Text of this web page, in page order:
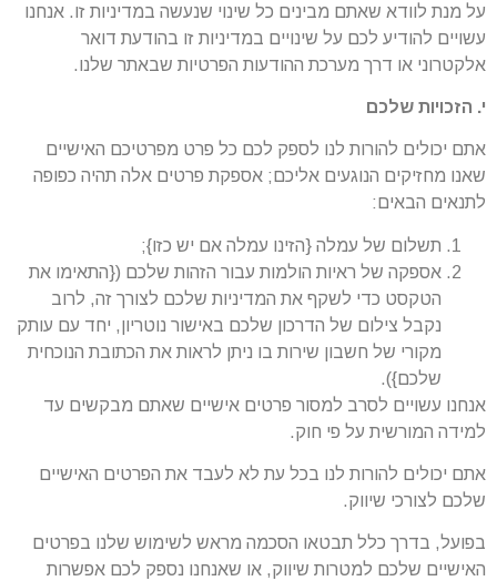
על מנת לוודא שאתם מבינים כל שינוי שנעשה במדיניות זו. אנחנו
עשויים להודיע לכם על שינויים במדיניות זו בהודעת דואר
אלקטרוני או דרך מערכת ההודעות הפרטיות שבאתר שלנו.
י. הזכויות שלכם
אתם יכולים להורות לנו לספק לכם כל פרט מפרטיכם האישיים
שאנו מחזיקים הנוגעים אליכם; אספקת פרטים אלה תהיה כפופה
לתנאים הבאים:
תשלום של עמלה {הזינו עמלה אם יש כזו};
אספקה של ראיות הולמות עבור הזהות שלכם ({התאימו את
הטקסט כדי לשקף את המדיניות שלכם לצורך זה, לרוב
נקבל צילום של הדרכון שלכם באישור נוטריון, יחד עם עותק
מקורי של חשבון שירות בו ניתן לראות את הכתובת הנוכחית
שלכם}).
אנחנו עשויים לסרב למסור פרטים אישיים שאתם מבקשים עד
למידה המורשית על פי חוק.
אתם יכולים להורות לנו בכל עת לא לעבד את הפרטים האישיים
שלכם לצורכי שיווק.
בפועל, בדרך כלל תבטאו הסכמה מראש לשימוש שלנו בפרטים
האישיים שלכם למטרות שיווק, או שאנחנו נספק לכם אפשרות